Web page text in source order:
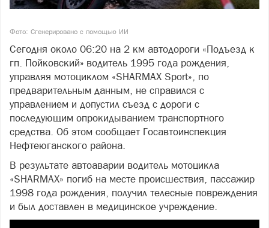
Фото: Сгенерировано с помощью ИИ
Сегодня около 06:20 на 2 км автодороги «Подъезд к
гп. Пойковский» водитель 1995 года рождения,
управляя мотоциклом «SHARMAX Sport», по
предварительным данным, не справился с
управлением и допустил съезд с дороги с
последующим опрокидыванием транспортного
средства. Об этом сообщает Госавтоинспекция
Нефтеюганского района.
В результате автоаварии водитель мотоцикла
«SHARMAX» погиб на месте происшествия, пассажир
1998 года рождения, получил телесные повреждения
и был доставлен в медицинское учреждение.